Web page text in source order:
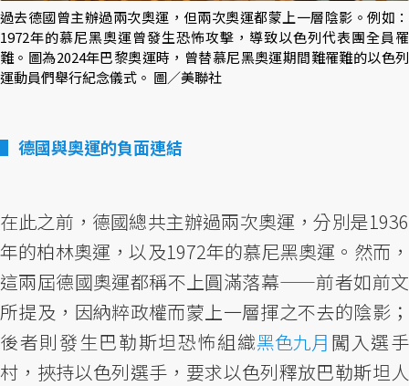
過去德國曾主辦過兩次奧運，但兩次奧運都蒙上一層陰影。例如：
1972年的慕尼黑奧運曾發生恐怖攻擊，導致以色列代表團全員罹
難。圖為2024年巴黎奧運時，曾替慕尼黑奧運期間難罹難的以色列
運動員們舉行紀念儀式。 圖／美聯社
德國與奧運的負面連結
在此之前，德國總共主辦過兩次奧運，分別是1936
年的柏林奧運，以及1972年的慕尼黑奧運。然而，
這兩屆德國奧運都稱不上圓滿落幕——前者如前文
所提及，因納粹政權而蒙上一層揮之不去的陰影；
後者則發生巴勒斯坦恐怖組織黑色九月 闖入選手
村，挾持以色列選手，要求以色列釋放巴勒斯坦人